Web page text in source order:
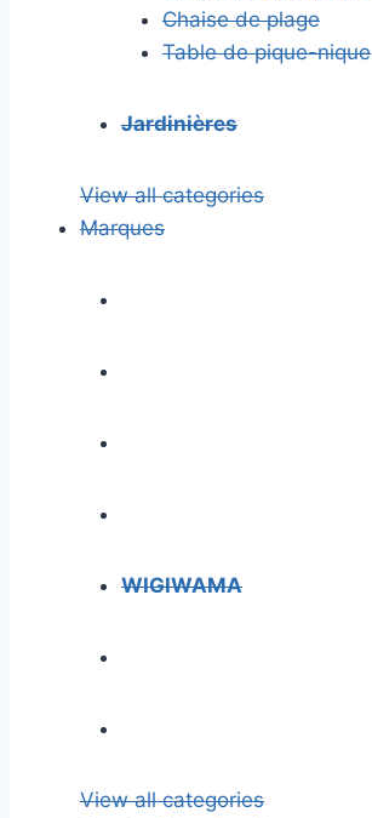
Chaise de plage
Table de pique-nique
Jardinières
View all categories
Marques
WIGIWAMA
View all categories